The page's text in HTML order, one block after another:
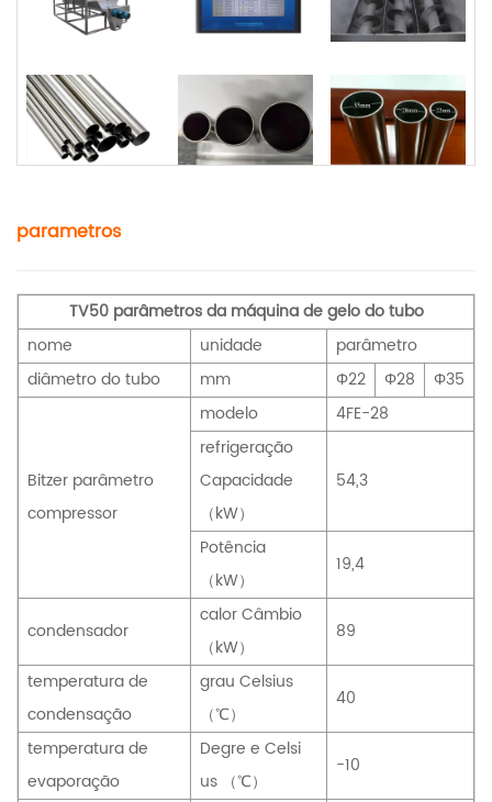
parametros
TV50 parâmetros da máquina de gelo do tubo
nome
unidade
parâmetro
diâmetro do tubo
mm Φ22 Φ28 Φ35
Bitzer parâmetro
compressor
modelo
4FE-28
refrigeração
Capacidade
（kW）
54,3
Potência
（kW）
19,4
condensador
calor Câmbio
（kW）
89
temperatura de
condensação
grau Celsius
（℃）
40
temperatura de
evaporação
Degre e Celsi
us （℃）
-10